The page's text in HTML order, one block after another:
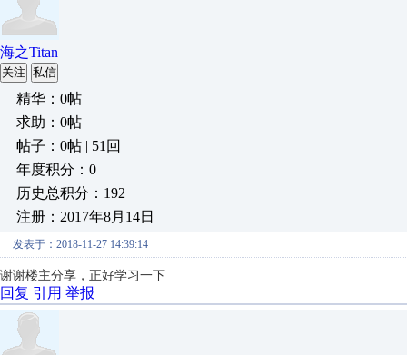
海之Titan
关注 私信
精华：0帖
求助：0帖
帖子：0帖 | 51回
年度积分：0
历史总积分：192
注册：2017年8月14日
发表于：2018-11-27 14:39:14
谢谢楼主分享，正好学习一下
回复 引用 举报